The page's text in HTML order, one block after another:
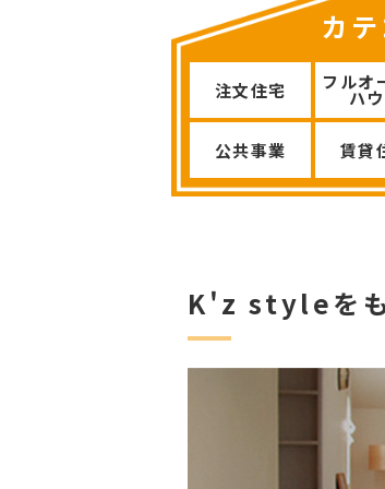
カ
注文住宅 フルオ
ハ
公共事業 賃貸
K'z styleをも